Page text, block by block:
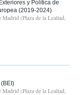
y Política de
(2019-2024)
(Plaza de la Lealtad,
(Plaza de la Lealtad,